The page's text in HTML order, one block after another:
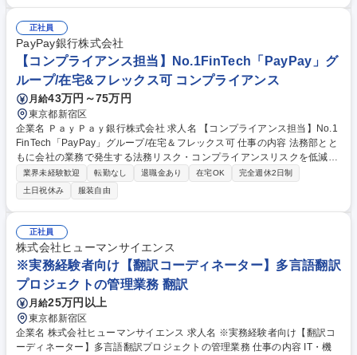
体的には・・・現地法人の財務諸表のチェック、資産状況の整理、送金依
頼、人事労務の相談、現地法務、資料英和訳など ※海外出向の可能性がご
ざいます ※変更の範囲：会社の定める業務 募集職種 【東京大田区/海外事
業管理】英語力を活かす/海外出張あり/バックオフィス業務
正社員
PayPay銀行株式会社
【コンプライアンス担当】No.1FinTech「PayPay」グ
ループ/在宅&フレックス可 コンプライアンス
月給43万円～75万円
東京都新宿区
企業名 ＰａｙＰａｙ銀行株式会社 求人名 【コンプライアンス担当】No.1
FinTech「PayPay」グループ/在宅＆フレックス可 仕事の内容 法務部とと
もに会社の業務で発生する法務リスク・コンプライアンスリスクを低減さ
せる砦として、PayPay銀行の「第2線」の重要な役割を担っているコンプ
ライアンス部にて、下記業務を担当いただきます。 ■コンプライアンスマ
ニュアル・コンプライアンスプログラムの策定・運用 ■社内のコンプライ
アンスに関する相談・助言 ■商品・サービスに関する広告審査 ■業務委託
先のチェック・モニタリング ■当局（金融庁・日銀・日本証券業協会、
等）との折衝・報告 ※適性に応じて、コンプライアンス部兼法務部担当 o
r 法務部担当として採用する場合があります。 募集職種 【コンプライアン
ス担当】No.1FinTech「PayPay」グループ/在宅＆フレックス可
業界未経験歓迎 転勤なし 退職金あり 在宅OK
完全週休2日制
土日祝休み
服装自由
正社員
株式会社ヒューマンサイエンス
※実務経験者向け【翻訳コーディネーター】多言語翻訳
プロジェクトの管理業務 翻訳
月給25万円以上
東京都新宿区
企業名 株式会社ヒューマンサイエンス 求人名 ※実務経験者向け【翻訳コ
ーディネーター】多言語翻訳プロジェクトの管理業務 仕事の内容 IT・機